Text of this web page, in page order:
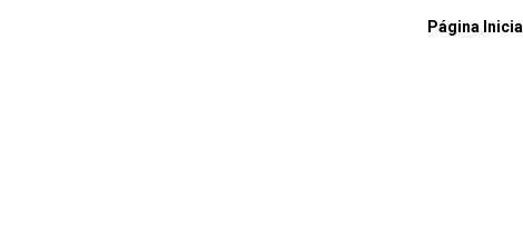
Página Inicial